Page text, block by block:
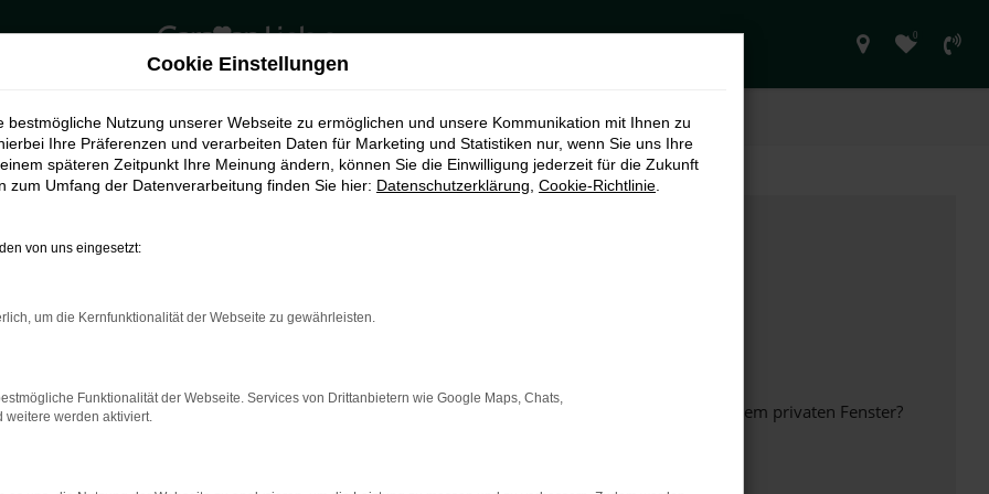
0
bestimmter Seiten verhindern. Funktioniert die Seite in einem anderen Browser oder in einem privaten Fenster?
beheben.
Cookie Einstellungen
bestmögliche Nutzung unserer Webseite zu ermöglichen und unsere Kommunikation mit Ihnen zu
Ihre Präferenzen und verarbeiten Daten für Marketing und Statistiken nur, wenn Sie uns Ihre
späteren Zeitpunkt Ihre Meinung ändern, können Sie die Einwilligung jederzeit für die Zukunft
zum Umfang der Datenverarbeitung finden Sie hier: Datenschutzerklärung Cookie-Richtlinie
von uns eingesetzt:
um die Kernfunktionalität der Webseite zu gewährleisten.
Funktionalität der Webseite. Services von Drittanbietern wie Google Maps, Chats,
weitere werden aktiviert.